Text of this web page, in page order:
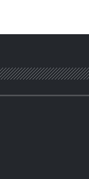
Pekan Nanas
macam tu jugak